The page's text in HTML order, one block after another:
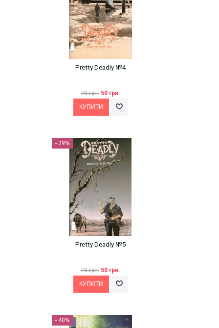
Pretty Deadly №4
70 грн. 50 грн.
- 29%
Pretty Deadly №5
70 грн. 50 грн.
- 40%